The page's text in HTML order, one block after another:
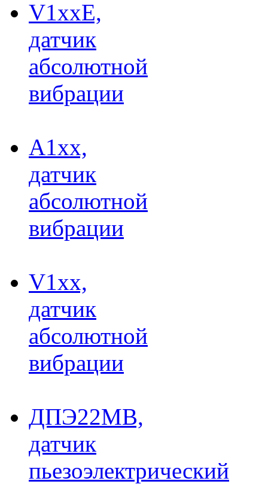
V1xxE,
датчик
абсолютной
вибрации
A1xx,
датчик
абсолютной
вибрации
V1xx,
датчик
абсолютной
вибрации
ДПЭ22МВ,
датчик
пьезоэлектрический